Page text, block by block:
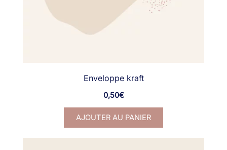
Enveloppe kraft
0,50€
AJOUTER AU PANIER